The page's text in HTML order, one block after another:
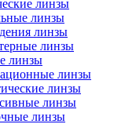
линзы
линзы
линзы
линзы
линзы
линзы
линзы
линзы
линзы